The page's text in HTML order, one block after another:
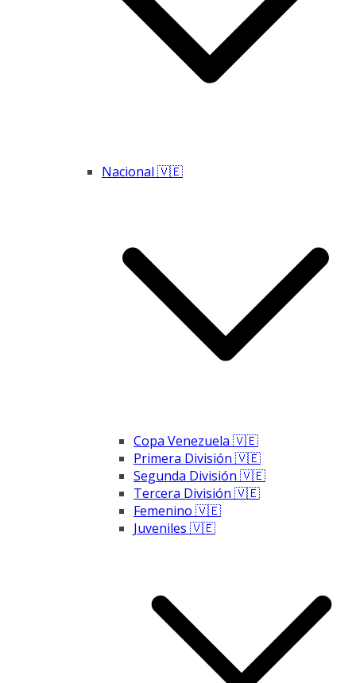
Nacional 🇻🇪
Copa Venezuela 🇻🇪
Primera División 🇻🇪
Segunda División 🇻🇪
Tercera División 🇻🇪
Femenino 🇻🇪
Juveniles 🇻🇪